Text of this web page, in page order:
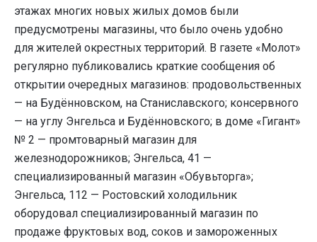
этажах многих новых жилых домов были
предусмотрены магазины, что было очень удобно
для жителей окрестных территорий. В газете «Молот»
регулярно публиковались краткие сообщения об
открытии очередных магазинов: продовольственных
— на Будённовском, на Станиславского; консервного
— на углу Энгельса и Будённовского; в доме «Гигант»
№ 2 — промтоварный магазин для
железнодорожников; Энгельса, 41 —
специализированный магазин «Обувьторга»;
Энгельса, 112 — Ростовский холодильник
оборудовал специализированный магазин по
продаже фруктовых вод, соков и замороженных